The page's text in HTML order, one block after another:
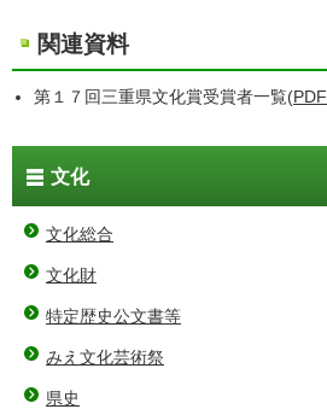
関連資料
第１７回三重県文化賞受賞者一覧(PDF
文化
文化総合
文化財
特定歴史公文書等
みえ文化芸術祭
県史